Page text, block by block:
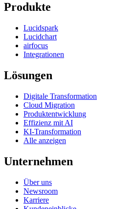
Produkte
Lucidspark
Lucidchart
airfocus
Integrationen
Lösungen
Digitale Transformation
Cloud Migration
Produktentwicklung
Effizienz mit AI
KI-Transformation
Alle anzeigen
Unternehmen
Über uns
Newsroom
Karriere